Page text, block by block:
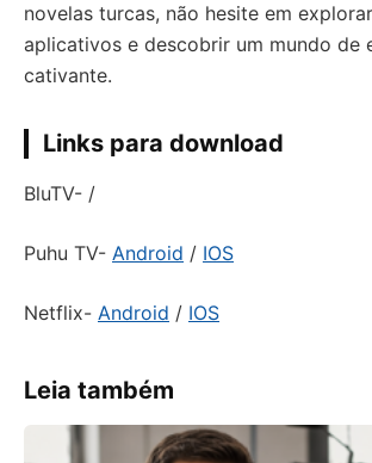
novelas turcas, não hesite em
aplicativos e descobrir um mundo de
cativante.
Links para download
BluTV- /
Puhu TV- Android / IOS
Netflix- Android / IOS
Leia também